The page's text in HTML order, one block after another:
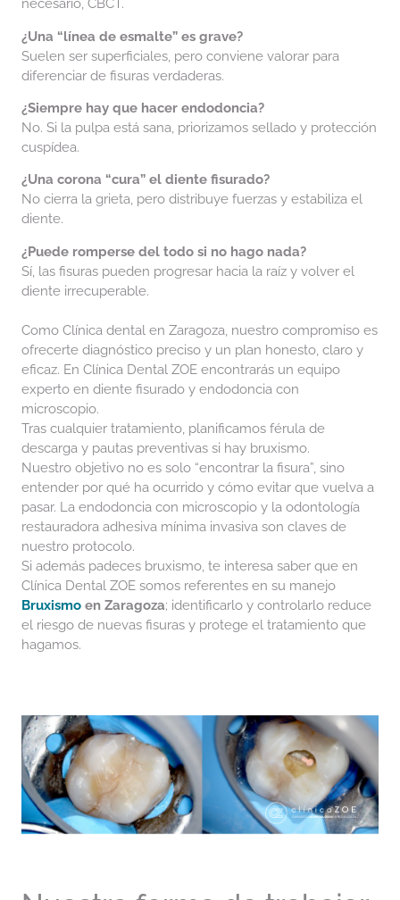
necesario, CBCT.
¿Una “línea de esmalte” es grave?
Suelen ser superficiales, pero conviene valorar para
diferenciar de fisuras verdaderas.
¿Siempre hay que hacer endodoncia?
No. Si la pulpa está sana, priorizamos sellado y protección
cuspídea.
¿Una corona “cura” el diente fisurado?
No cierra la grieta, pero distribuye fuerzas y estabiliza el
diente.
¿Puede romperse del todo si no hago nada?
Sí, las fisuras pueden progresar hacia la raíz y volver el
diente irrecuperable.
Como Clínica dental en Zaragoza, nuestro compromiso es
ofrecerte diagnóstico preciso y un plan honesto, claro y
eficaz. En Clínica Dental ZOE encontrarás un equipo
experto en diente fisurado y endodoncia con
microscopio.
Tras cualquier tratamiento, planificamos férula de
descarga y pautas preventivas si hay bruxismo.
Nuestro objetivo no es solo “encontrar la fisura”, sino
entender por qué ha ocurrido y cómo evitar que vuelva a
pasar. La endodoncia con microscopio y la odontología
restauradora adhesiva mínima invasiva son claves de
nuestro protocolo.
Si además padeces bruxismo, te interesa saber que en
Clínica Dental ZOE somos referentes en su manejo
Bruxismo en Zaragoza; identificarlo y controlarlo reduce
el riesgo de nuevas fisuras y protege el tratamiento que
hagamos.